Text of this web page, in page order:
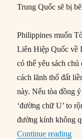
Trung Quốc sẽ bị
Philippines muốn
Liên Hiệp Quốc về
có thể yêu sách
cách lãnh thổ đất
này. Nếu tòa đồng
‘đường chữ U’ to
đường kính không
Continue reading